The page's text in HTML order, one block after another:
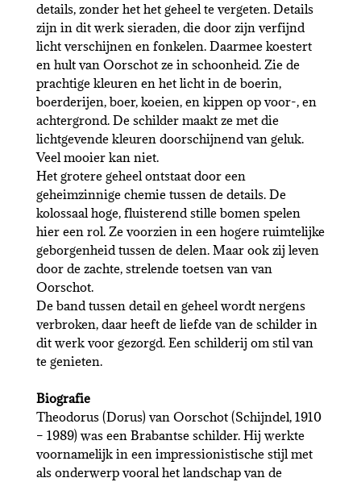
details, zonder het het geheel te vergeten. Details
zijn in dit werk sieraden, die door zijn verfijnd
licht verschijnen en fonkelen. Daarmee koestert
en hult van Oorschot ze in schoonheid. Zie de
prachtige kleuren en het licht in de boerin,
boerderijen, boer, koeien, en kippen op voor-, en
achtergrond. De schilder maakt ze met die
lichtgevende kleuren doorschijnend van geluk.
Veel mooier kan niet.
Het grotere geheel ontstaat door een
geheimzinnige chemie tussen de details. De
kolossaal hoge, fluisterend stille bomen spelen
hier een rol. Ze voorzien in een hogere ruimtelijke
geborgenheid tussen de delen. Maar ook zij leven
door de zachte, strelende toetsen van van
Oorschot.
De band tussen detail en geheel wordt nergens
verbroken, daar heeft de liefde van de schilder in
dit werk voor gezorgd. Een schilderij om stil van
te genieten.
Biografie
Theodorus (Dorus) van Oorschot (Schijndel, 1910
– 1989) was een Brabantse schilder. Hij werkte
voornamelijk in een impressionistische stijl met
als onderwerp vooral het landschap van de